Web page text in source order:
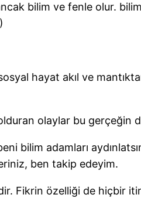
bilim ve fenle olur.
hayat akıl ve
olaylar bu gerçeğin
bilim adamları
ben takip edeyim.
Fikrin özelliği de hiçbir